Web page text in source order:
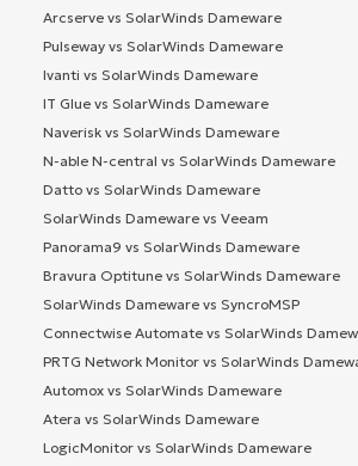
Arcserve vs SolarWinds Dameware
Pulseway vs SolarWinds Dameware
Ivanti vs SolarWinds Dameware
IT Glue vs SolarWinds Dameware
Naverisk vs SolarWinds Dameware
N-able N-central vs SolarWinds Dameware
Datto vs SolarWinds Dameware
SolarWinds Dameware vs Veeam
Panorama9 vs SolarWinds Dameware
Bravura Optitune vs SolarWinds Dameware
SolarWinds Dameware vs SyncroMSP
Connectwise Automate vs SolarWinds
PRTG Network Monitor vs SolarWinds
Automox vs SolarWinds Dameware
Atera vs SolarWinds Dameware
LogicMonitor vs SolarWinds Dameware